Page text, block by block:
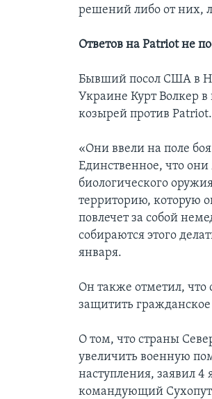
решений либо от них,
Ответов на Patriot не
Бывший посол США в
Украине Курт Волкер в
козырей против Patriot.
«Они ввели на поле
Единственное, что они
биологического
территорию, которую
повлечет за собой
собираются этого
января.
Он также отметил,
защитить
О том, что страны
увеличить военную
наступления, заявил
командующий